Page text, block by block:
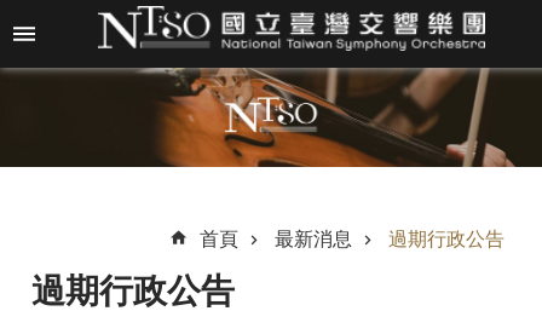
跳到主要內容區塊
尋
關
首頁 最新消息 過期行政公告
過期行政公告